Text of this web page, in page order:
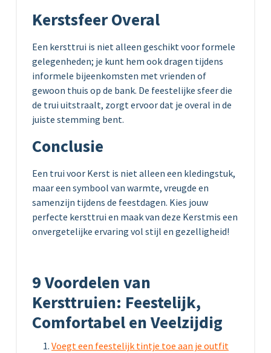
Kerstsfeer Overal
Een kersttrui is niet alleen geschikt voor formele
gelegenheden; je kunt hem ook dragen tijdens
informele bijeenkomsten met vrienden of
gewoon thuis op de bank. De feestelijke sfeer die
de trui uitstraalt, zorgt ervoor dat je overal in de
juiste stemming bent.
Conclusie
Een trui voor Kerst is niet alleen een kledingstuk,
maar een symbool van warmte, vreugde en
samenzijn tijdens de feestdagen. Kies jouw
perfecte kersttrui en maak van deze Kerstmis een
onvergetelijke ervaring vol stijl en gezelligheid!
9 Voordelen van
Kersttruien: Feestelijk,
Comfortabel en Veelzijdig
Voegt een feestelijk tintje toe aan je outfit